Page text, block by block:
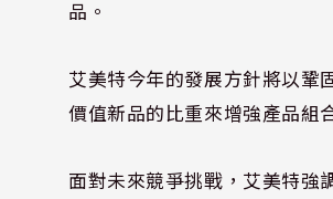
品。
艾美特今年的發展方針將以鞏
價值新品的比重來增強產品組
面對未來競爭挑戰，艾美特強